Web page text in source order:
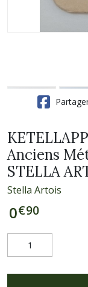
Anciens
STELLA
Stella Artois
0€90